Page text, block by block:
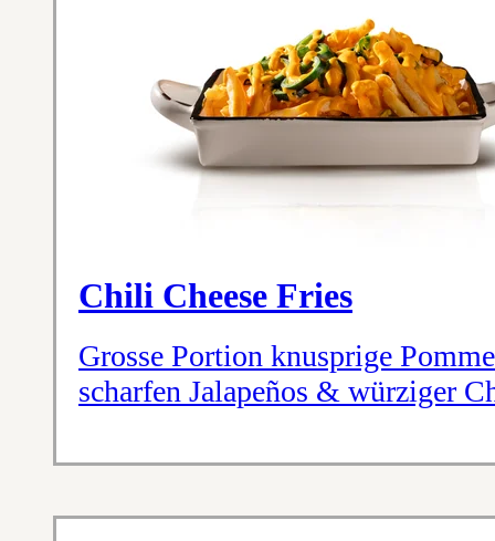
Chili Cheese Fries
Grosse Portion knusprige
scharfen Jalapeños & würziger